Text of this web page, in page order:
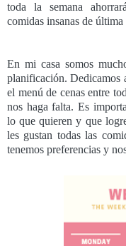
toda la semana
comidas insanas de última
En mi casa somos
planificación. Dedicamos
el menú de cenas entre
nos haga falta. Es
lo que quieren y que
les gustan todas las
tenemos preferencias y